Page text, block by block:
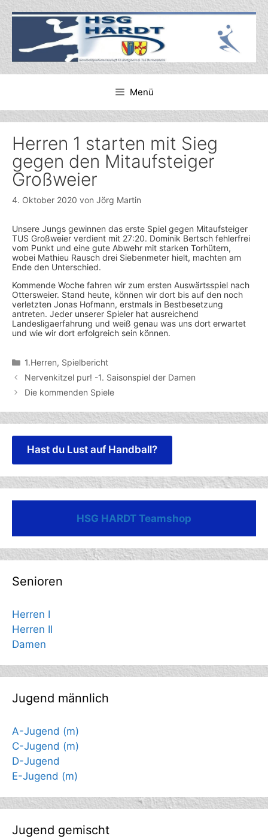
Inhalt
Menü
Herren 1 starten mit Sieg
gegen den Mitaufsteiger
Großweier
4. Oktober 2020 von Jörg Martin
Unsere Jungs gewinnen das erste Spiel gegen Mitaufsteiger
TUS Großweier verdient mit 27:20. Dominik Bertsch fehlerfrei
vom Punkt und eine gute Abwehr mit starken Torhütern,
wobei Mathieu Rausch drei Siebenmeter hielt, machten am
Ende den Unterschied.
Kommende Woche fahren wir zum ersten Auswärtsspiel nach
Ottersweier. Stand heute, können wir dort bis auf den noch
verletzten Jonas Hofmann, erstmals in Bestbesetzung
antreten. Jeder unserer Spieler hat ausreichend
Landesligaerfahrung und weiß genau was uns dort erwartet
und wie wir dort erfolgreich sein können.
Kategorien
1.Herren, Spielbericht
Nervenkitzel pur! -1. Saisonspiel der Damen
Die kommenden Spiele
Hast du Lust auf Handball?
HSG HARDT Teamshop
Senioren
Herren I
Herren II
Damen
Jugend männlich
A-Jugend (m)
C-Jugend (m)
D-Jugend
E-Jugend (m)
Jugend gemischt